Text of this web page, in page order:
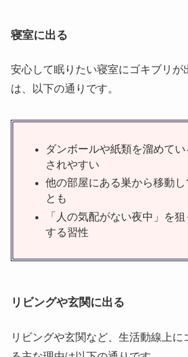
寝室に出る
安心して眠りたい寝室にゴキブリが
は、以下の通りです。
ダンボールや紙類を溜めてい
されやすい
他の部屋にある巣から移動し
とも
「人の気配がない夜中」を
する習性
リビングや玄関に出る
リビングや玄関など、生活動線上に